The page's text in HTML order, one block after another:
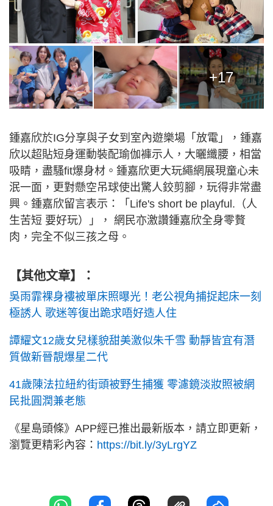
+17
鍾嘉欣於IG分享與子女到室內遊樂場「放電」，鍾嘉
欣以超貼短身運動裝配瑜伽褲示人，大曬纖腰，相當
吸睛，盡騷fit爆身材。鍾嘉欣更大玩繩網展現童心未
泯一面，更對懸空吊球使出驚人鉸剪腳，玩得非常盡
興。鍾嘉欣留言表示：「Life's short be playful.（人
生苦短 要好玩）」， 網民亦激讚鍾嘉欣全身零贅
肉，完全不似三孩之母。
【其他文章】：
吳雨霏裸身褸被單床照曝光！老公視角捕捉起床一刻
極誘人 歌迷等復出跪求唔好造人住
譚耀文12歲女兒樣貌甜美激似朱千雪 動靜皆宜有潛
質做新晉靚爆星二代
41歲陳法拉紐約街頭被野生捕獲 零濾鏡淡妝照被網
民批圓潤兼老態
《星島頭條》APP經已推出最新版本，請立即更新，
瀏覽更精彩內容： https://bit.ly/3yLrgYZ